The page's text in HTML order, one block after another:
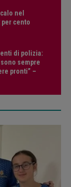
nel
cento
di polizia:
sempre
pronti” –